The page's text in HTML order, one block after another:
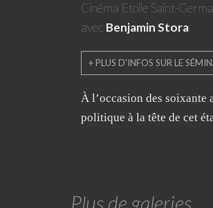
Cinéma Etoile Saint-
avec Benjamin Stora
+ PLUS D'INFOS SUR LE
À l’occasion des soixante
politique à la tête de cet
Plus de galeries